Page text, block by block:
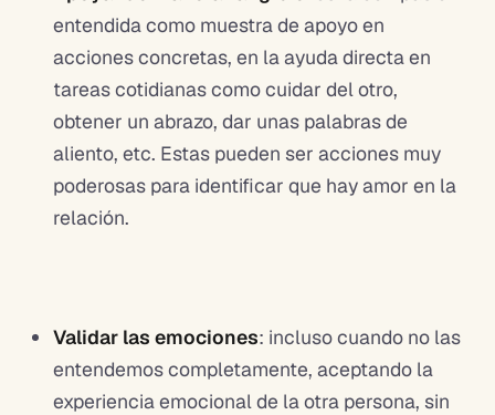
entendida como muestra de apoyo en
acciones concretas, en la ayuda directa en
tareas cotidianas como cuidar del otro,
obtener un abrazo, dar unas palabras de
aliento, etc. Estas pueden ser acciones muy
poderosas para identificar que hay amor en la
relación.
Validar las emociones: incluso cuando no las
entendemos completamente, aceptando la
experiencia emocional de la otra persona, sin